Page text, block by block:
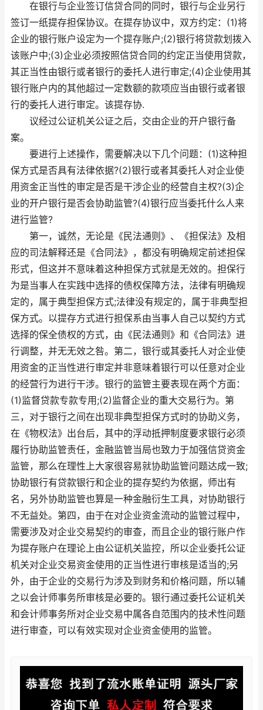
在银行与企业签订信贷合同的同时，银行与企业另行
签订一纸提存担保协议。在提存协议中，双方约定：(1)将
企业的银行账户设定为一个提存账户;(2)银行将贷款划拨入
该账户中;(3)企业必须按照信贷合同的约定正当使用贷款，
其正当性由银行或者银行的委托人进行审定;(4)企业使用其
银行账户内的其他超过一定数额的款项应当由银行或者银
行的委托人进行审定。该提存协.
议经过公证机关公证之后，交由企业的开户银行备
案。
要进行上述操作，需要解决以下几个问题：(1)这种担
保方式是否具有法律依据?(2)银行或者其委托人对企业使
用资金正当性的审定是否是干涉企业的经营自主权?(3)企
业的开户银行是否会协助监管?(4)银行应当委托什么人来
进行监管?
第一，诚然，无论是《民法通则》、《担保法》及相
应的司法解释还是《合同法》，都没有明确规定前述担保
形式，但这并不意味着这种担保方式就是无效的。担保行
为是当事人在实践中选择的债权保障方法，法律有明确规
定的，属于典型担保方式;法律没有规定的，属于非典型担
保方式。以提存方式进行担保系由当事人自己以契约方式
选择的保全债权的方式，由《民法通则》和《合同法》进
行调整，并无无效之咎。第二，银行或其委托人对企业使
用资金的正当性进行审定并非意味着银行可以任意对企业
的经营行为进行干涉。银行的监管主要表现在两个方面：
(1)监督贷款专款专用;(2)监督企业的重大交易行为。第
三，对于银行之间在出现非典型担保方式时的协助义务，
在《物权法》出台后，其中的浮动抵押制度要求银行必须
履行协助监管责任，金融监管当局也致力于加强信贷资金
监管，那么在理性上大家很容易就协助监管问题达成一致;
协助银行有贷款银行和企业的提存契约为依据，师出有
名，另外协助监管也算是一种金融衍生工具，对协助银行
不无益处。第四，由于在对企业资金流动的监管过程中，
需要涉及对企业交易契约的审查，而且企业的银行账户作
为提存账户在理论上由公证机关监控，所以企业委托公证
机关对企业交易资金使用的正当性进行审核是适当的;另
外，由于企业的交易行为涉及到财务和价格问题，所以辅
之以会计师事务所审核是必要的。银行通过委托公证机关
和会计师事务所对企业交易中属各自范围内的技术性问题
进行审查，可以有效实现对企业资金使用的监管。